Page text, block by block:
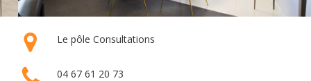
Le pôle Consultations
04 67 61 20 73